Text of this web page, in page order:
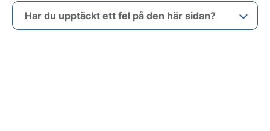
Har du upptäckt ett fel på den här sidan?